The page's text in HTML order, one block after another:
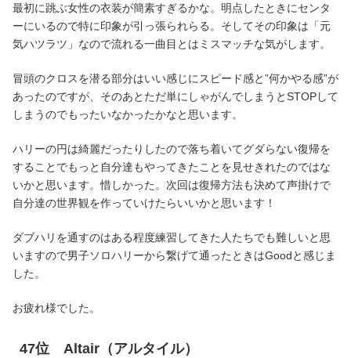
最初に跳ぶ女性の衣装が簡素すぎるかな。明点したときにセンタ
ーにいるので特に印象が引っ張られらる。そしてその印象は「元
気ハツラツ」なので流れる一曲目とはミスマッチな気がします。
冒頭のクロスを潜る部分はいい感じにスピード感と”何かやる感”が
あったのですが、そのあとただ単にしゃがんでしまうとSTOPして
しまうのでもったいなかったかなと思います。
ハリーの円は綺麗だったりしたので落ち着いてグダらない復帰を
することでもっと自分達もやってきたことを見せきれたのではな
いかと思います。惜しかった。次回は復帰方法も決めて声掛けで
自分達の世界観を作っていけたらいいかと思います！
ダブハリを通すのはある程度練習してきた人たちでも難しいと思
いますので男子ソロハリーから繋げて通ったときはGoodと感じま
した。
お疲れ様でした。
47位 Altair（アルタイル）